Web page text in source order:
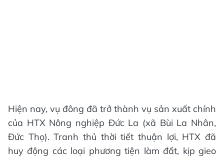
Hiện nay, vụ đông đã trở thành vụ sản xuất chính
của HTX Nông nghiệp Đức La (xã Bùi La Nhân,
Đức Thọ). Tranh thủ thời tiết thuận lợi, HTX đã
huy động các loại phương tiện làm đất, kịp gieo